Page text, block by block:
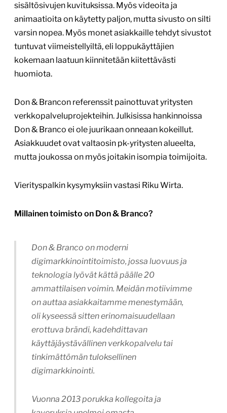
sisältösivujen kuvituksissa. Myös videoita ja
animaatioita on käytetty paljon, mutta sivusto on silti
varsin nopea. Myös monet asiakkaille tehdyt sivustot
tuntuvat viimeistellyiltä, eli loppukäyttäjien
kokemaan laatuun kiinnitetään kiitettävästi
huomiota.
Don & Brancon referenssit painottuvat yritysten
verkkopalveluprojekteihin. Julkisissa hankinnoissa
Don & Branco ei ole juurikaan onneaan kokeillut.
Asiakkuudet ovat valtaosin pk-yritysten alueelta,
mutta joukossa on myös joitakin isompia toimijoita.
Vierityspalkin kysymyksiin vastasi Riku Wirta.
Millainen toimisto on Don & Branco?
Don & Branco on moderni
digimarkkinointitoimisto, jossa luovuus ja
teknologia lyövät kättä päälle 20
ammattilaisen voimin. Meidän motiivimme
on auttaa asiakkaitamme menestymään,
oli kyseessä sitten erinomaisuudellaan
erottuva brändi, kadehdittavan
käyttäjäystävällinen verkkopalvelu tai
tinkimättömän tuloksellinen
digimarkkinointi.
Vuonna 2013 porukka kollegoita ja